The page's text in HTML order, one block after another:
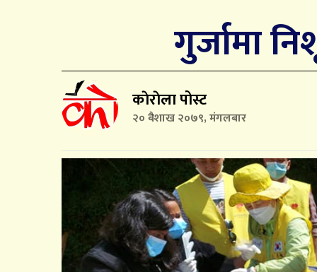
गुर्जामा
काेराेला पोस्ट
२० बैशाख २०७९, मंगलबार